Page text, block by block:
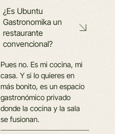
¿Es Ubuntu
Gastronomika un
restaurante
convencional?
Pues no. Es mi cocina, mi
casa. Y si lo quieres en
más bonito, es un espacio
gastronómico privado
donde la cocina y la sala
se fusionan.